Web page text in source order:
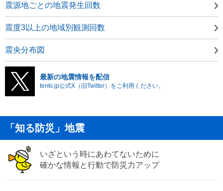
震源地ごとの地震発生回数
震度3以上の地域別観測回数
震央分布図
最新の地震情報を配信
tenki.jp公式X（旧Twitter）をご利用ください。
「知る防災」地震
いざという時にあわてないために
確かな情報と行動で防災力アップ